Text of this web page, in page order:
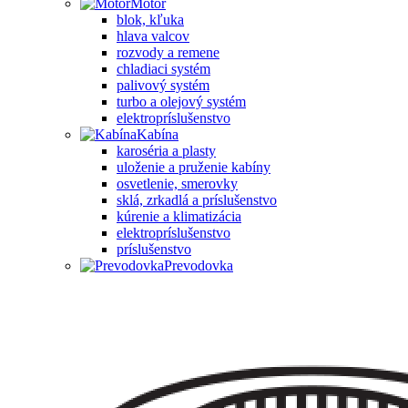
Motor
blok, kľuka
hlava valcov
rozvody a remene
chladiaci systém
palivový systém
turbo a olejový systém
elektropríslušenstvo
Kabína
karoséria a plasty
uloženie a pruženie kabíny
osvetlenie, smerovky
sklá, zrkadlá a príslušenstvo
kúrenie a klimatizácia
elektropríslušenstvo
príslušenstvo
Prevodovka